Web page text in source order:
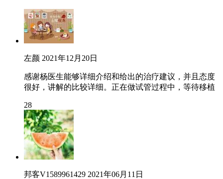
左颜 2021年12月20日
感谢杨医生能够详细介绍和给出的治疗建议，并且态度
很好，讲解的比较详细。正在做试管过程中，等待移植
28
邦客V1589961429 2021年06月11日